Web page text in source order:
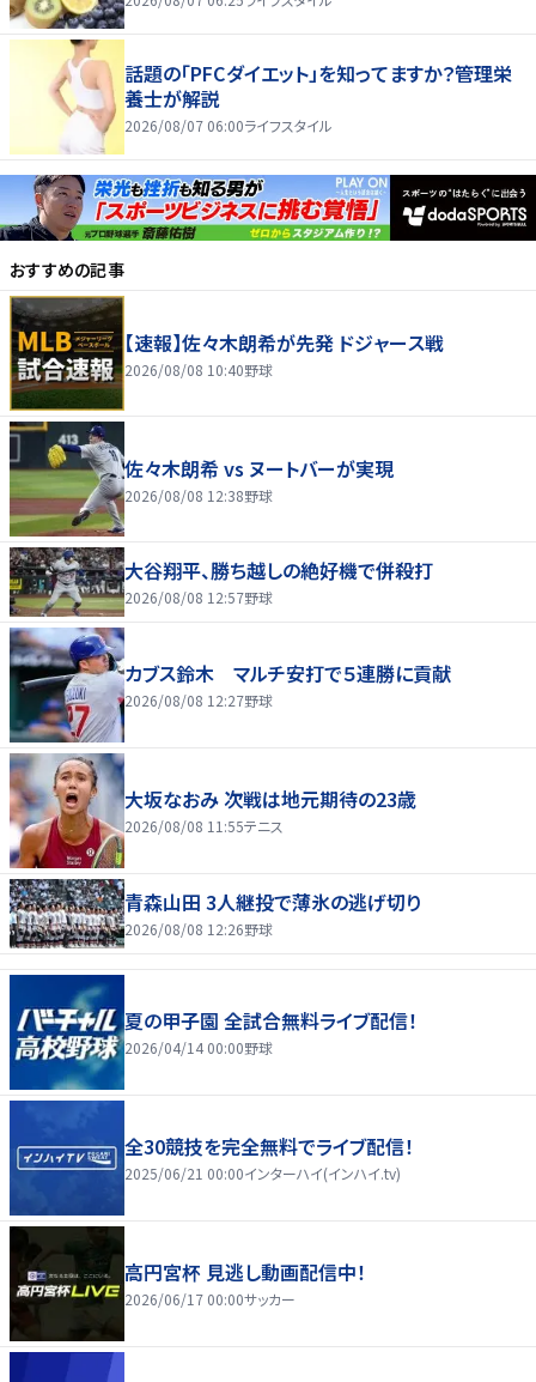
話題の「PFCダイエット」を知ってますか？管理栄
養士が解説
2026/08/07 06:00ライフスタイル
おすすめの記事
【速報】佐々木朗希が先発 ドジャース戦
2026/08/08 10:40野球
佐々木朗希 vs ヌートバーが実現
2026/08/08 12:38野球
大谷翔平、勝ち越しの絶好機で併殺打
2026/08/08 12:57野球
カブス鈴木 マルチ安打で５連勝に貢献
2026/08/08 12:27野球
大坂なおみ 次戦は地元期待の23歳
2026/08/08 11:55テニス
青森山田 3人継投で薄氷の逃げ切り
2026/08/08 12:26野球
夏の甲子園 全試合無料ライブ配信！
2026/04/14 00:00野球
全30競技を完全無料でライブ配信！
2025/06/21 00:00インターハイ(インハイ.tv)
高円宮杯 見逃し動画配信中！
2026/06/17 00:00サッカー